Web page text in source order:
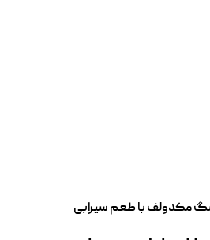
مکدولف با طعم سیرابی